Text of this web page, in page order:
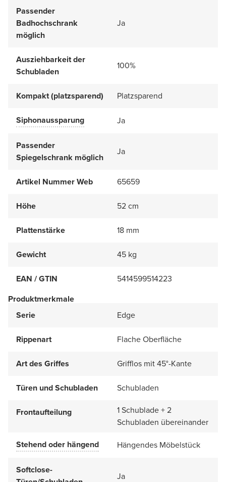
Passender
Badhochschrank
möglich
Ja
Ausziehbarkeit der
Schubladen
100%
Kompakt (platzsparend) Platzsparend
Siphonaussparung Ja
Passender
Spiegelschrank möglich
Ja
Artikel Nummer Web 65659
Höhe 52 cm
Plattenstärke 18 mm
Gewicht 45 kg
EAN / GTIN
5414599514223
Produktmerkmale
Serie
Edge
Rippenart Flache Oberfläche
Art des Griffes Grifflos mit 45°-Kante
Türen und Schubladen Schubladen
Frontaufteilung
1 Schublade + 2
Schubladen übereinander
Stehend oder hängend
Hängendes Möbelstück
Softclose-
Ja